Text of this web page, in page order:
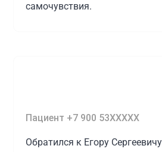
самочувствия.
Процак Егор
Пациент +7 900 53XXXXX
Обратился к Егору